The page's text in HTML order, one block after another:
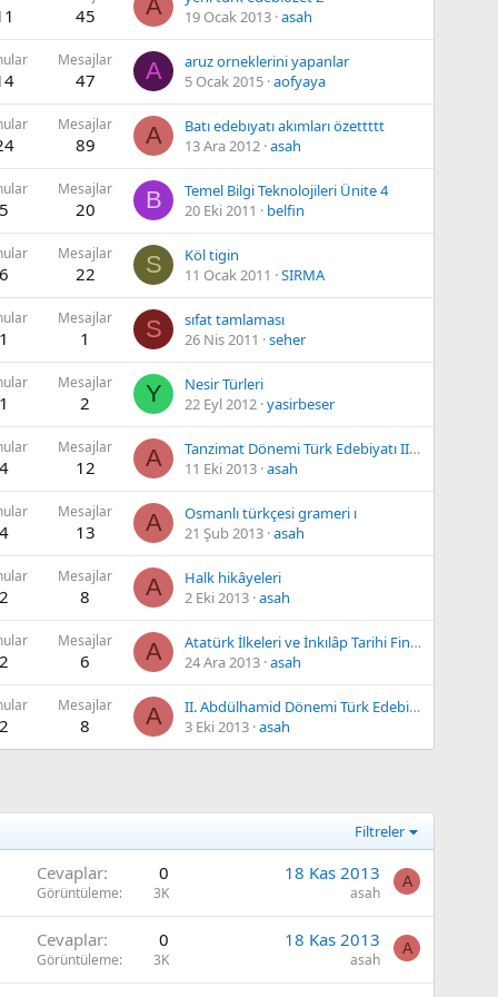
45 A
19 Ocak 2013 asah
Mesajlar
47 A
aruz orneklerini yapanlar
5 Ocak 2015 aofyaya
Mesajlar
89 A
Batı edebıyatı akımları özettttt
13 Ara 2012 asah
5
Mesajlar
20 B
Temel Bilgi Teknolojileri Ünite 4
20 Eki 2011
belfin
6
Mesajlar
22 S
Köl tigin
11 Ocak 2011
SIRMA
1
Mesajlar
1 S
sıfat tamlaması
26 Nis 2011
seher
1
Mesajlar
2 Y
Nesir Türleri
22 Eyl 2012 yasirbeser
4
Mesajlar
12 A
Tanzimat Dönemi Türk Edebiyatı II Vize Özeti
11 Eki 2013 asah
4
Mesajlar
13 A
Osmanlı türkçesi grameri ı
21 Şub 2013 asah
2
Mesajlar
8 A
Halk hikâyeleri
2 Eki 2013 asah
2
Mesajlar
6 A
Atatürk İlkeleri ve İnkılâp Tarihi Final Denemesı
24 Ara 2013 asah
2
Mesajlar
8 A
II. Abdülhamid Dönemi Türk Edebiyatı
3 Eki 2013 asah
Filtreler
Cevaplar 0
Görüntüleme 3K
18 Kas 2013
asah
A
Cevaplar 0
Görüntüleme 3K
18 Kas 2013
asah
A